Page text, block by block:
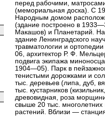
перед рабочими,
(мемориальная доска). С
Народным домом
(здание построено в
Макашов) и Планетарий.
здание Ленинградского
травматологии и
06, архитектор Р. Ф.
подвига экипажа
1904—05). Парк в
тенистыми дорожками и
тыс. деревьев (липа, дуб,
тыс. кустарников
древовидная, роза
свыше 20 тыс. многолетних
растений. Вблизи —